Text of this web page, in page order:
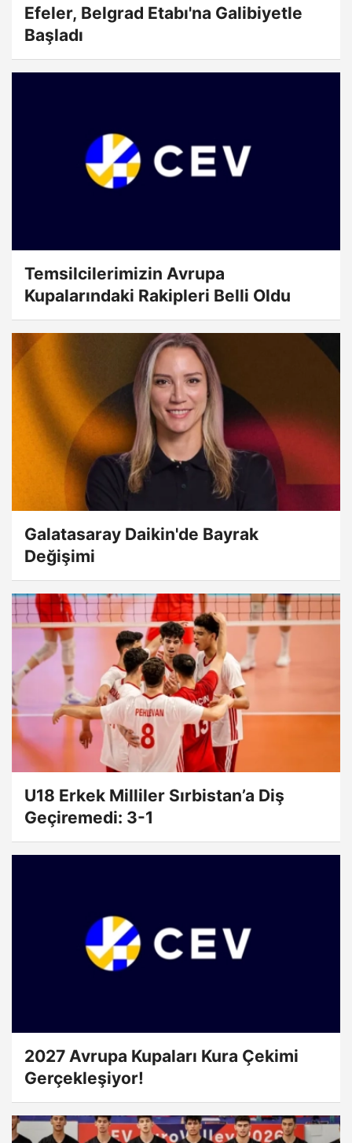
Efeler, Belgrad Etabı'na Galibiyetle
Başladı
Temsilcilerimizin Avrupa
Kupalarındaki Rakipleri Belli Oldu
Galatasaray Daikin'de Bayrak
Değişimi
U18 Erkek Milliler Sırbistan’a Diş
Geçiremedi: 3-1
2027 Avrupa Kupaları Kura Çekimi
Gerçekleşiyor!